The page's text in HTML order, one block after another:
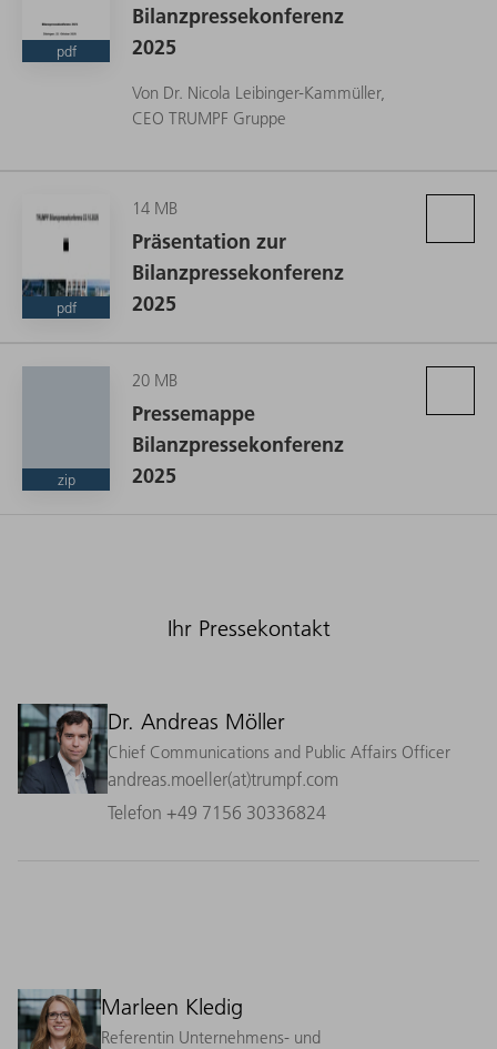
pdf
Bilanzpressekonferenz
2025
Von Dr. Nicola Leibinger-Kammüller,
CEO TRUMPF Gruppe
pdf
14 MB
Präsentation zur
Bilanzpressekonferenz
2025
zip
20 MB
Pressemappe
Bilanzpressekonferenz
2025
Ihr Pressekontakt
Dr. Andreas Möller
Chief Communications and Public Affairs Officer
andreas.moeller(at)trumpf.com
Telefon +49 7156 30336824
Marleen Kledig
Referentin Unternehmens- und